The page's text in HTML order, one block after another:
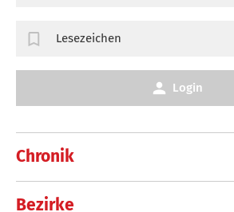
Chronik
Bezirke
Lesezeichen
Login